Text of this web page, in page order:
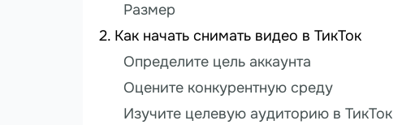
Размер
Как начать снимать видео в ТикТок
Определите цель аккаунта
Оцените конкурентную среду
Изучите целевую аудиторию в ТикТок